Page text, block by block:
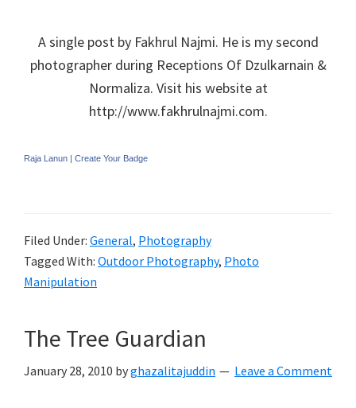
A single post by Fakhrul Najmi. He is my second
photographer during Receptions Of Dzulkarnain &
Normaliza. Visit his website at
http://www.fakhrulnajmi.com.
Raja Lanun | Create Your Badge
Filed Under: General, Photography
Tagged With: Outdoor Photography, Photo
Manipulation
The Tree Guardian
January 28, 2010 byghazalitajuddin Leave a Comment